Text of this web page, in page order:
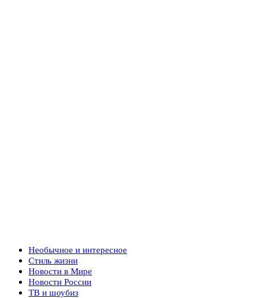
Необычное и интересное
Стиль жизни
Новости в Мире
Новости России
ТВ и шоубиз